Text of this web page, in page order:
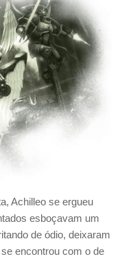
Achilleo se ergueu
esboçavam um
de ódio, deixaram
encontrou com o de